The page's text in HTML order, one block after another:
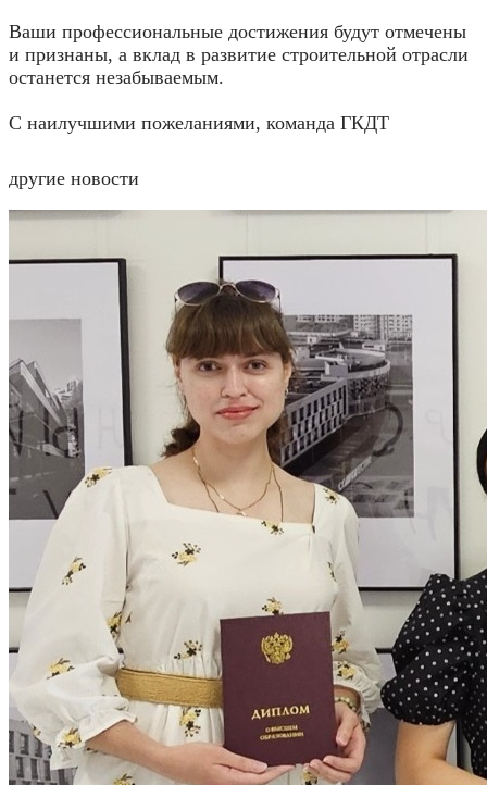
Ваши профессиональные достижения будут отмечены
и признаны, а вклад в развитие строительной отрасли
останется незабываемым.
С наилучшими пожеланиями, команда ГКДТ
другие новости